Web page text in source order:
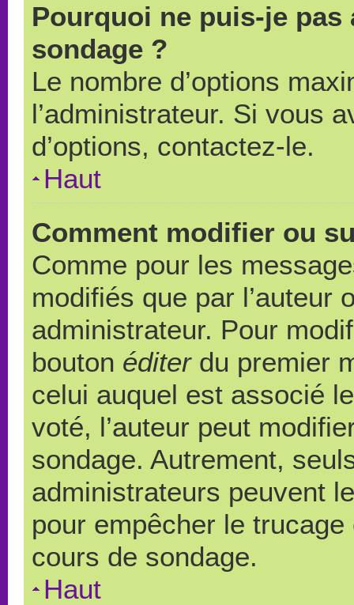
Pourquoi ne puis-je
sondage ?
Le nombre d’options
l’administrateur. Si vous
d’options, contactez-le.
Haut
Comment modifier ou
Comme pour les
modifiés que par l’auteur
administrateur. Pour
bouton éditerdu premier
celui auquel est associé
voté, l’auteur peut
sondage. Autrement,
administrateurs peuvent
pour empêcher le
cours de sondage.
Haut